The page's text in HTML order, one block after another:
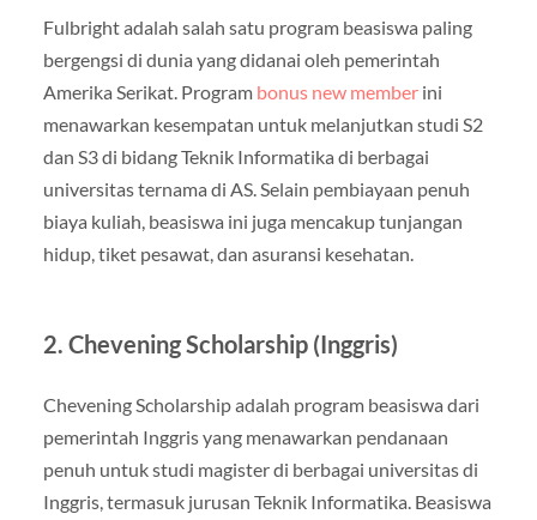
Fulbright adalah salah satu program beasiswa paling
bergengsi di dunia yang didanai oleh pemerintah
Amerika Serikat. Program bonus new memberini
menawarkan kesempatan untuk melanjutkan studi S2
dan S3 di bidang Teknik Informatika di berbagai
universitas ternama di AS. Selain pembiayaan penuh
biaya kuliah, beasiswa ini juga mencakup tunjangan
hidup, tiket pesawat, dan asuransi kesehatan.
2. Chevening Scholarship (Inggris)
Chevening Scholarship adalah program beasiswa dari
pemerintah Inggris yang menawarkan pendanaan
penuh untuk studi magister di berbagai universitas di
Inggris, termasuk jurusan Teknik Informatika. Beasiswa